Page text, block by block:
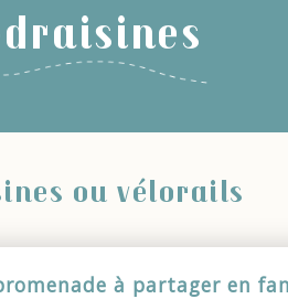
ou vélorails
à partager en